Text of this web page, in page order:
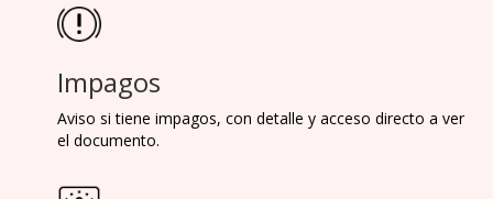
Impagos
Aviso si tiene impagos, con detalle y acceso directo a ver
el documento.